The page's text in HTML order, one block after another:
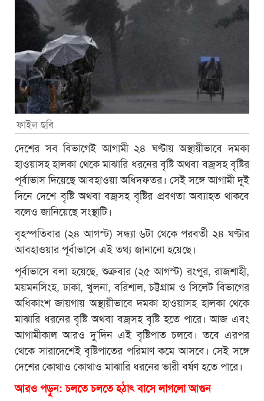
ফাইল ছবি
দেশের সব বিভাগেই আগামী ২৪ ঘণ্টায় অস্থায়ীভাবে দমকা
হাওয়াসহ হালকা থেকে মাঝারি ধরনের বৃষ্টি অথবা বজ্রসহ বৃষ্টির
পূর্বাভাস দিয়েছে আবহাওয়া অধিদফতর। সেই সঙ্গে আগামী দুই
দিনে দেশে বৃষ্টি অথবা বজ্রসহ বৃষ্টির প্রবণতা অব্যাহত থাকবে
বলেও জানিয়েছে সংস্থাটি।
বৃহস্পতিবার (২৪ আগস্ট) সন্ধ্যা ৬টা থেকে পরবর্তী ২৪ ঘণ্টার
আবহাওয়ার পূর্বাভাসে এই তথ্য জানানো হয়েছে।
পূর্বাভাসে বলা হয়েছে, শুক্রবার (২৫ আগস্ট) রংপুর, রাজশাহী,
ময়মনসিংহ, ঢাকা, খুলনা, বরিশাল, চট্টগ্রাম ও সিলেট বিভাগের
অধিকাংশ জায়গায় অস্থায়ীভাবে দমকা হাওয়াসহ হালকা থেকে
মাঝারি ধরনের বৃষ্টি অথবা বজ্রসহ বৃষ্টি হতে পারে। আজ এবং
আগামীকাল আরও দু’দিন এই বৃষ্টিপাত চলবে। তবে এরপর
থেকে সারাদেশেই বৃষ্টিপাতের পরিমাণ কমে আসবে। সেই সঙ্গে
দেশের কোথাও কোথাও মাঝারি ধরনের ভারী বর্ষণ হতে পারে।
আরও পড়ুন: চলতে চলতে হঠাৎ বাসে লাগলো আগুন